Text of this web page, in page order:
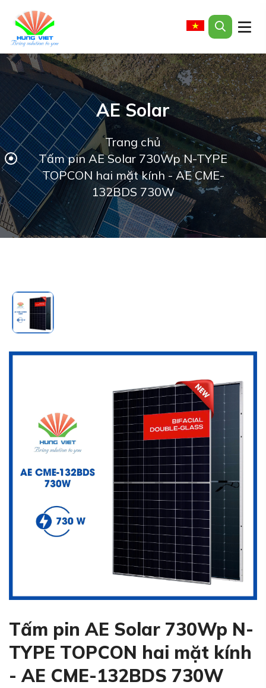
AE Solar
Trang chủ
Tấm pin AE Solar 730Wp N-TYPE
TOPCON hai mặt kính - AE CME-
132BDS 730W
Tấm pin AE Solar 730Wp N-
TYPE TOPCON hai mặt kính
- AE CME-132BDS 730W